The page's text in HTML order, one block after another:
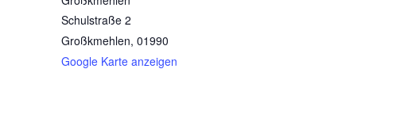
Schulstraße 2
Großkmehlen, 01990
Google Karte anzeigen